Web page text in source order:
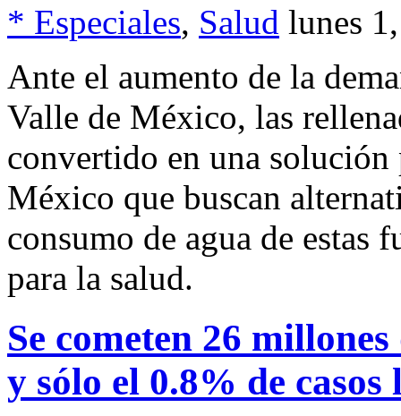
* Especiales, Salud lunes
Ante el aumento de la
Valle de México, las
convertido en una
México que buscan
consumo de agua de estas
para la salud.
Se cometen 26
y sólo el 0.8% de casos